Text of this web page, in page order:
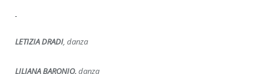
LETIZIA DRADI, danza
LILIANA BARONIO,danza